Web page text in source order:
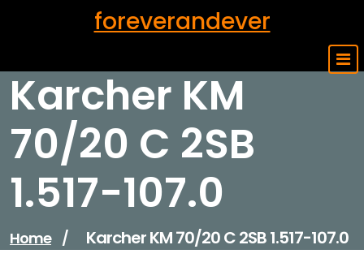
foreverandever
Karcher KM
70/20 C 2SB
1.517-107.0
Home / Karcher KM 70/20 C 2SB 1.517-107.0